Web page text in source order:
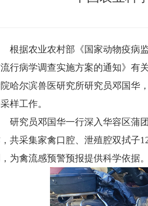
据农业农村部《国家动物疫病监
行病学调查实施方案的通知》有
哈尔滨兽医研究所研究员邓国华
样工作。
究员邓国华一行深入华容区蒲团
共采集家禽口腔、泄殖腔双拭子
为禽流感预警预报提供科学依据。